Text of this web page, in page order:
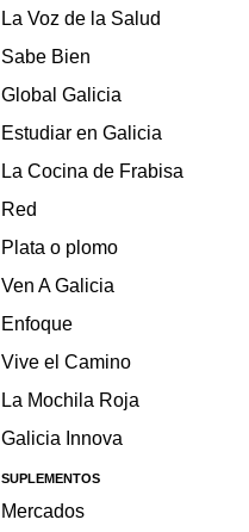
La Voz de la Salud
Sabe Bien
Global Galicia
Estudiar en Galicia
La Cocina de Frabisa
Red
Plata o plomo
Ven A Galicia
Enfoque
Vive el Camino
La Mochila Roja
Galicia Innova
SUPLEMENTOS
Mercados